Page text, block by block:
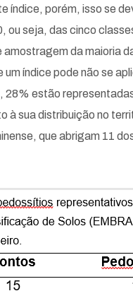
índice, porém, isso se
seja, das cinco
da maioria
índice pode não se
28% estão
à sua distribuição no
que abrigam 11